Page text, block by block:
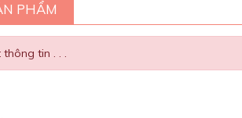
PHẨM
tin . . .